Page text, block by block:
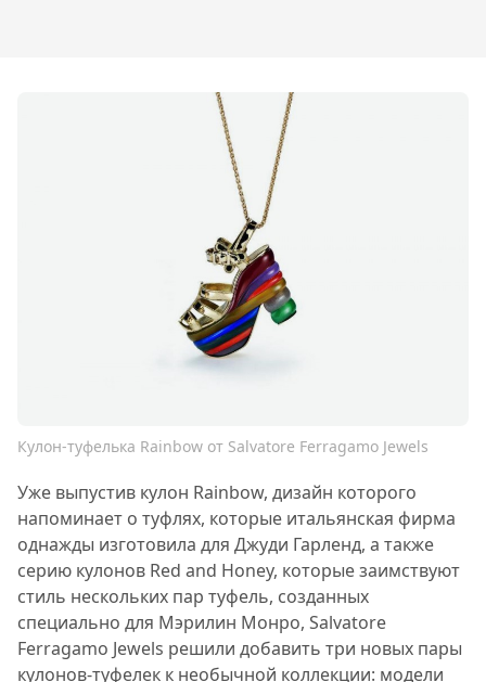
Кулон-туфелька Rainbow от Salvatore Ferragamo Jewels
Уже выпустив кулон Rainbow, дизайн которого
напоминает о туфлях, которые итальянская фирма
однажды изготовила для Джуди Гарленд, а также
серию кулонов Red and Honey, которые заимствуют
стиль нескольких пар туфель, созданных
специально для Мэрилин Монро, Salvatore
Ferragamo Jewels решили добавить три новых пары
кулонов-туфелек к необычной коллекции: модели